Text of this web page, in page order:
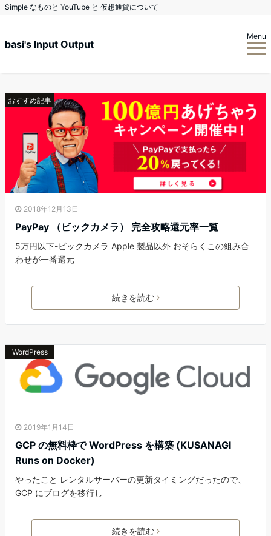
Simple なものと YouTube と 仮想通貨について
basi's Input Output
Menu
おすすめ記事
2018年12月13日
PayPay （ビックカメラ） 完全攻略還元率一覧
5万円以下-ビックカメラ Apple 製品以外 おそらくこの組み合
わせが一番還元
続きを読む
WordPress
2019年1月14日
GCP の無料枠で WordPress を構築 (KUSANAGI
Runs on Docker)
やったこと レンタルサーバーの更新タイミングだったので、
GCP にブログを移行し
続きを読む